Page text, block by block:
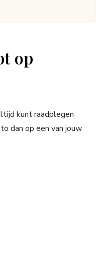
op
kunt raadplegen
dan op een van jouw